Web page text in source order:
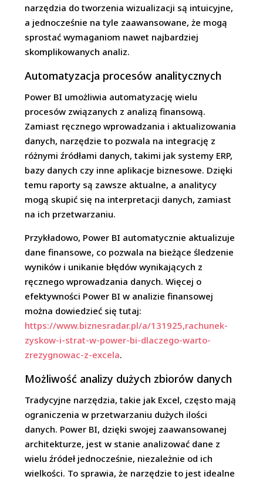
narzędzia do tworzenia wizualizacji są intuicyjne,
a jednocześnie na tyle zaawansowane, że mogą
sprostać wymaganiom nawet najbardziej
skomplikowanych analiz.
Automatyzacja procesów analitycznych
Power BI umożliwia automatyzację wielu
procesów związanych z analizą finansową.
Zamiast ręcznego wprowadzania i aktualizowania
danych, narzędzie to pozwala na integrację z
różnymi źródłami danych, takimi jak systemy ERP,
bazy danych czy inne aplikacje biznesowe. Dzięki
temu raporty są zawsze aktualne, a analitycy
mogą skupić się na interpretacji danych, zamiast
na ich przetwarzaniu.
Przykładowo, Power BI automatycznie aktualizuje
dane finansowe, co pozwala na bieżące śledzenie
wyników i unikanie błędów wynikających z
ręcznego wprowadzania danych. Więcej o
efektywności Power BI w analizie finansowej
można dowiedzieć się tutaj:
https://www.biznesradar.pl/a/131925,rachunek-
zyskow-i-strat-w-power-bi-dlaczego-warto-
zrezygnowac-z-excela.
Możliwość analizy dużych zbiorów danych
Tradycyjne narzędzia, takie jak Excel, często mają
ograniczenia w przetwarzaniu dużych ilości
danych. Power BI, dzięki swojej zaawansowanej
architekturze, jest w stanie analizować dane z
wielu źródeł jednocześnie, niezależnie od ich
wielkości. To sprawia, że narzędzie to jest idealne